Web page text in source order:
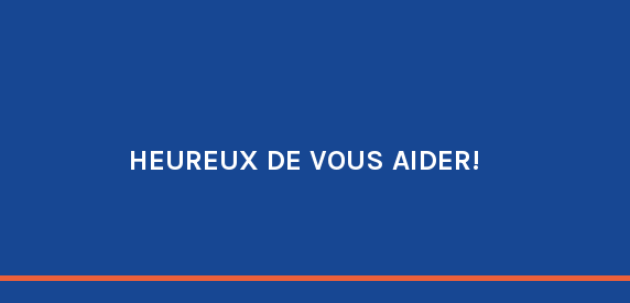
HEUREUX DE VOUS AIDER!